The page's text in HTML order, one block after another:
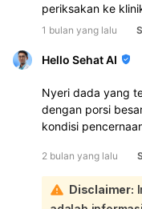
periksakan ke
1 bulan yang lalu
Hello Sehat AI
Nyeri dada yang
dengan porsi
kondisi
kerongkongan
kerongkongan
atau sesak di
2 bulan yang lalu
Disclaimer: